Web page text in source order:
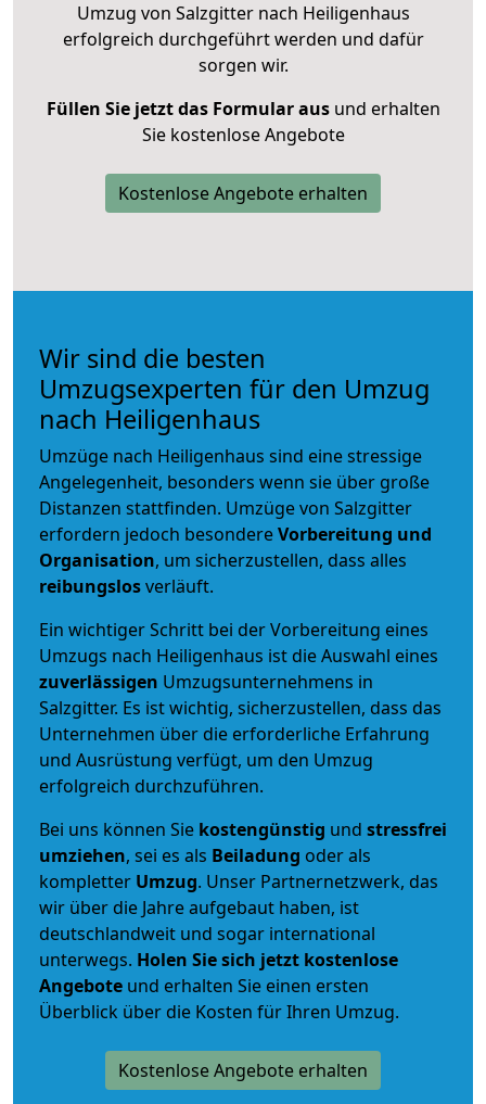
Umzug von Salzgitter nach Heiligenhaus
erfolgreich durchgeführt werden und dafür
sorgen wir.
Füllen Sie jetzt das Formular ausund erhalten
Sie kostenlose Angebote
Kostenlose Angebote erhalten
Wir sind die besten
Umzugsexperten für den Umzug
nach Heiligenhaus
Umzüge nach Heiligenhaus sind eine stressige
Angelegenheit, besonders wenn sie über große
Distanzen stattfinden. Umzüge von Salzgitter
erfordern jedoch besondereVorbereitung und
Organisation, um sicherzustellen, dass alles
reibungslosverläuft.
Ein wichtiger Schritt bei der Vorbereitung eines
Umzugs nach Heiligenhaus ist die Auswahl eines
zuverlässigen Umzugsunternehmens in
Salzgitter. Es ist wichtig, sicherzustellen, dass das
Unternehmen über die erforderliche Erfahrung
und Ausrüstung verfügt, um den Umzug
erfolgreich durchzuführen.
Bei uns können Sie kostengünstig und stressfrei
umziehen, sei es als Beiladung oder als
kompletter Umzug. Unser Partnernetzwerk, das
wir über die Jahre aufgebaut haben, ist
deutschlandweit und sogar international
unterwegs. Holen Sie sich jetzt kostenlose
Angebote und erhalten Sie einen ersten
Überblick über die Kosten für Ihren Umzug.
Kostenlose Angebote erhalten